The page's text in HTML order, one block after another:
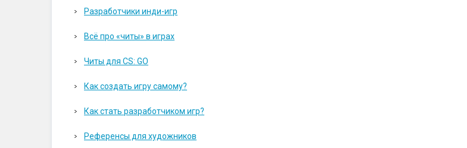
Разработчики инди-игр
Всё про «читы» в играх
Читы для CS: GO
Как создать игру самому?
Как стать разработчиком игр?
Референсы для художников